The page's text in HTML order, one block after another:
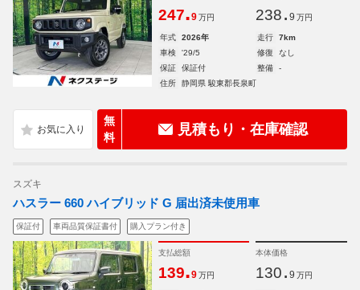
247.9 万円 238. 9 万円
年式 2026年 走行
7km
車検
'29/5 修復
なし
保証
保証付 整備
-
住所
静岡県 駿東郡長泉町
無
料
見積もり・在庫確認
スズキ
ハスラー 660 ハイブリッド G 届出済未使用車
保証付 車両品質保証書付 購入プラン付き
支払総額
139.9 万円
本体価格
130. 9 万円